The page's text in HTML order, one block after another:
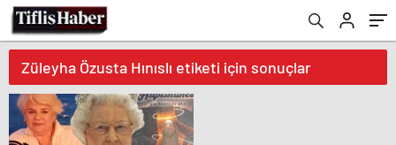
Züleyha Özusta Hınıslı etiketi için sonuçlar